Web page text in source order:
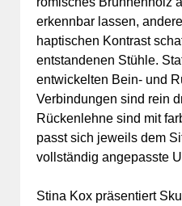
erkennbar lassen,
haptischen Kontrast
entstandenen Stühle.
entwickelten Bein- und
Verbindungen sind rein
Rückenlehne sind mit
passt sich jeweils dem
vollständig angepasste
Stina Kox präsentiert